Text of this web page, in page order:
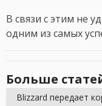
В связи с этим не
одним из самых
Больше
Blizzard передает